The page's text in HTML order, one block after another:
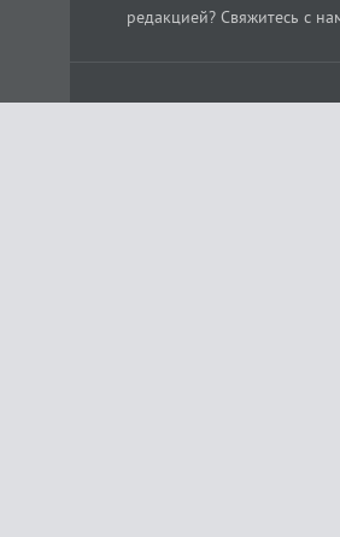
редакцией? Свяжитесь с